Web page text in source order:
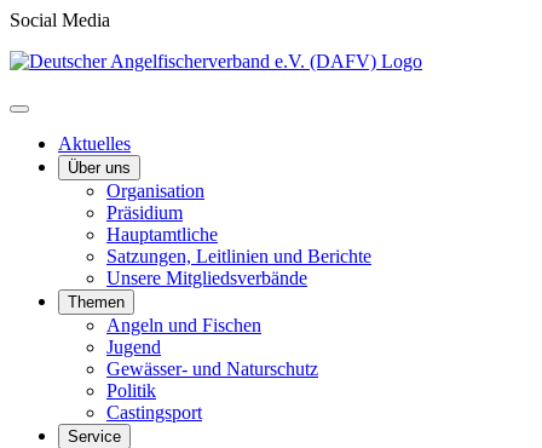
Social Media
Aktuelles
Über uns
Organisation
Präsidium
Hauptamtliche
Satzungen, Leitlinien und Berichte
Unsere Mitgliedsverbände
Themen
Angeln und Fischen
Jugend
Gewässer- und Naturschutz
Politik
Castingsport
Service